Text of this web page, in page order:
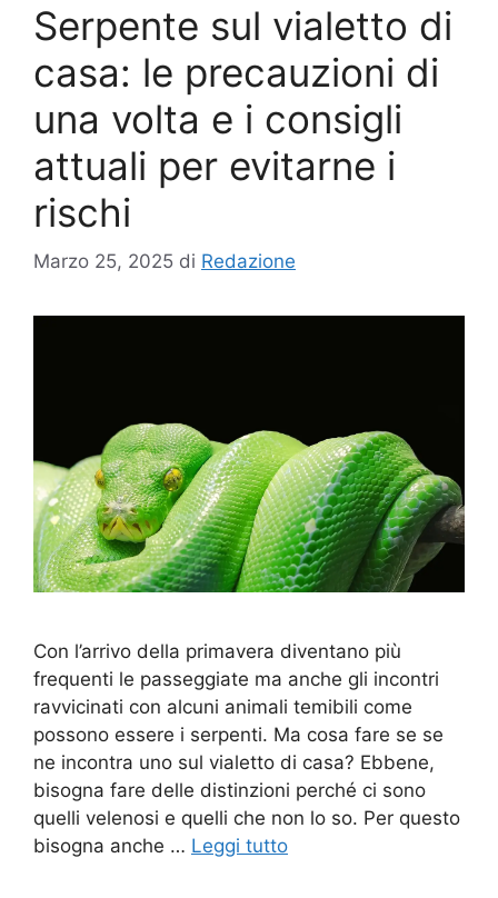
Serpente sul vialetto di
casa: le precauzioni di
una volta e i consigli
attuali per evitarne i
rischi
Marzo 25, 2025 di Redazione
Con l’arrivo della primavera diventano più
frequenti le passeggiate ma anche gli incontri
ravvicinati con alcuni animali temibili come
possono essere i serpenti. Ma cosa fare se se
ne incontra uno sul vialetto di casa? Ebbene,
bisogna fare delle distinzioni perché ci sono
quelli velenosi e quelli che non lo so. Per questo
bisogna anche … Leggi tutto